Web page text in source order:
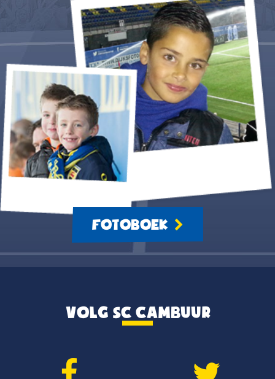
FOTOBOEK
VOLG SC CAMBUUR